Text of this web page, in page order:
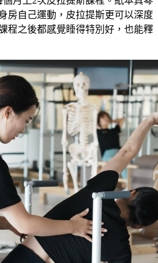
房自己運動，皮拉提斯更可以深度
程之後都感覺睡得特別好，也能釋